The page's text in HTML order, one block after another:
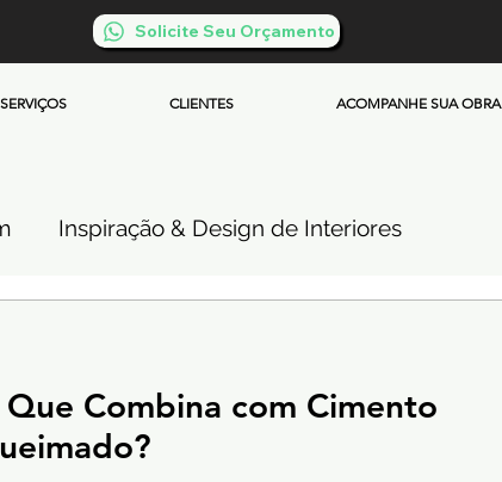
Solicite Seu Orçamento
SERVIÇOS CLIENTES ACOMPANHE SUA OBRA
Inspiração & Design de Interiores
Investimento & Custos
Que Combina com Cimento